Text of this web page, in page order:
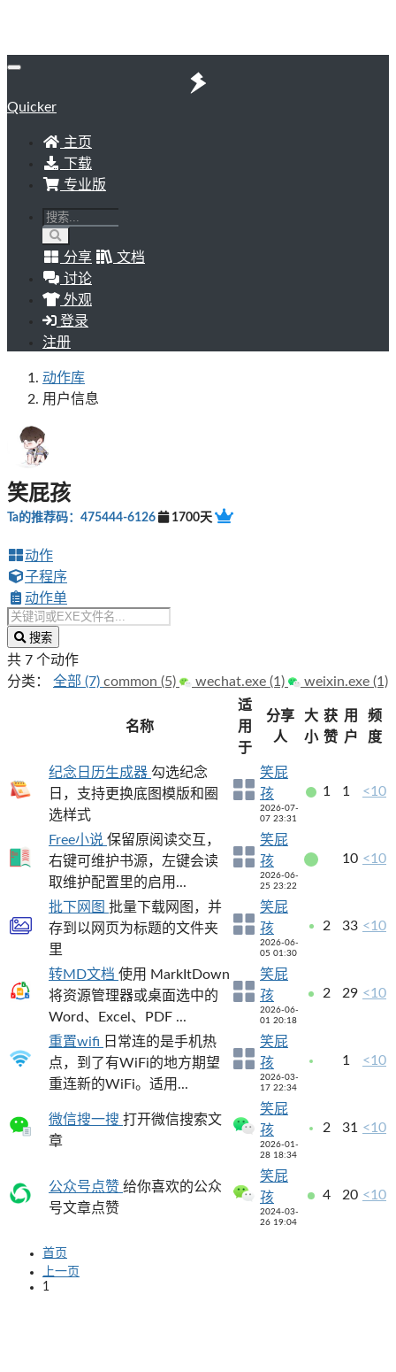
Quicker
主页
下载
专业版
分享
文档
讨论
外观
登录
注册
动作库
用户信息
笑屁孩
Ta的推荐码：475444-6126 1700天
动作
子程序
动作单
搜索
共 7 个动作
分类：
全部 (7) common (5) wechat.exe (1) weixin.exe (1)
名称
适
用
于
分享
人
大
小
获
赞
用
户
频
度
纪念日历生成器 勾选纪念
日，支持更换底图模版和圈
选样式
笑屁
孩
2026-07-
07 23:31
1 1 <10
Free小说 保留原阅读交互，
右键可维护书源，左键会读
取维护配置里的启用...
笑屁
孩
2026-06-
25 23:22
10 <10
批下网图 批量下载网图，并
存到以网页为标题的文件夹
里
笑屁
孩
2026-06-
05 01:30
2 33 <10
转MD文档 使用 MarkItDown
将资源管理器或桌面选中的
Word、Excel、PDF ...
笑屁
孩
2026-06-
01 20:18
2 29 <10
重置wifi 日常连的是手机热
点，到了有WiFi的地方期望
重连新的WiFi。适用...
笑屁
孩
2026-03-
17 22:34
1 <10
微信搜一搜 打开微信搜索文
章
笑屁
孩
2026-01-
28 18:34
2 31 <10
公众号点赞 给你喜欢的公众
号文章点赞
笑屁
孩
2024-03-
26 19:04
4 20 <10
首页
上一页
1